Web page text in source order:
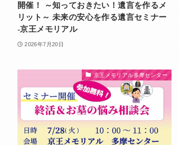
開催！ ～知っておきたい！遺言を作るメ
リット～ 未来の安心を作る遺言セミナー
-京王メモリアル
2026年7月20日
京王メモリアル多摩センター